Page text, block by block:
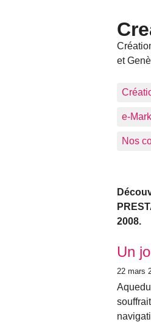
et
e-
Nos
2008.
Un
22 mars